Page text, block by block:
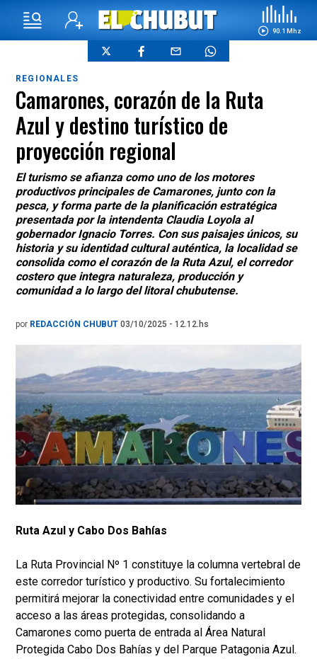
90.1 Mhz
REGIONALES
Camarones, corazón de la Ruta
Azul y destino turístico de
proyección regional
El turismo se afianza como uno de los motores
productivos principales de Camarones, junto con la
pesca, y forma parte de la planificación estratégica
presentada por la intendenta Claudia Loyola al
gobernador Ignacio Torres. Con sus paisajes únicos, su
historia y su identidad cultural auténtica, la localidad se
consolida como el corazón de la Ruta Azul, el corredor
costero que integra naturaleza, producción y
comunidad a lo largo del litoral chubutense.
por REDACCIÓN CHUBUT 03/10/2025 - 12.12.hs
Ruta Azul y Cabo Dos Bahías
La Ruta Provincial Nº 1 constituye la columna vertebral de
este corredor turístico y productivo. Su fortalecimiento
permitirá mejorar la conectividad entre comunidades y el
acceso a las áreas protegidas, consolidando a
Camarones como puerta de entrada al Área Natural
Protegida Cabo Dos Bahías y del Parque Patagonia Azul.